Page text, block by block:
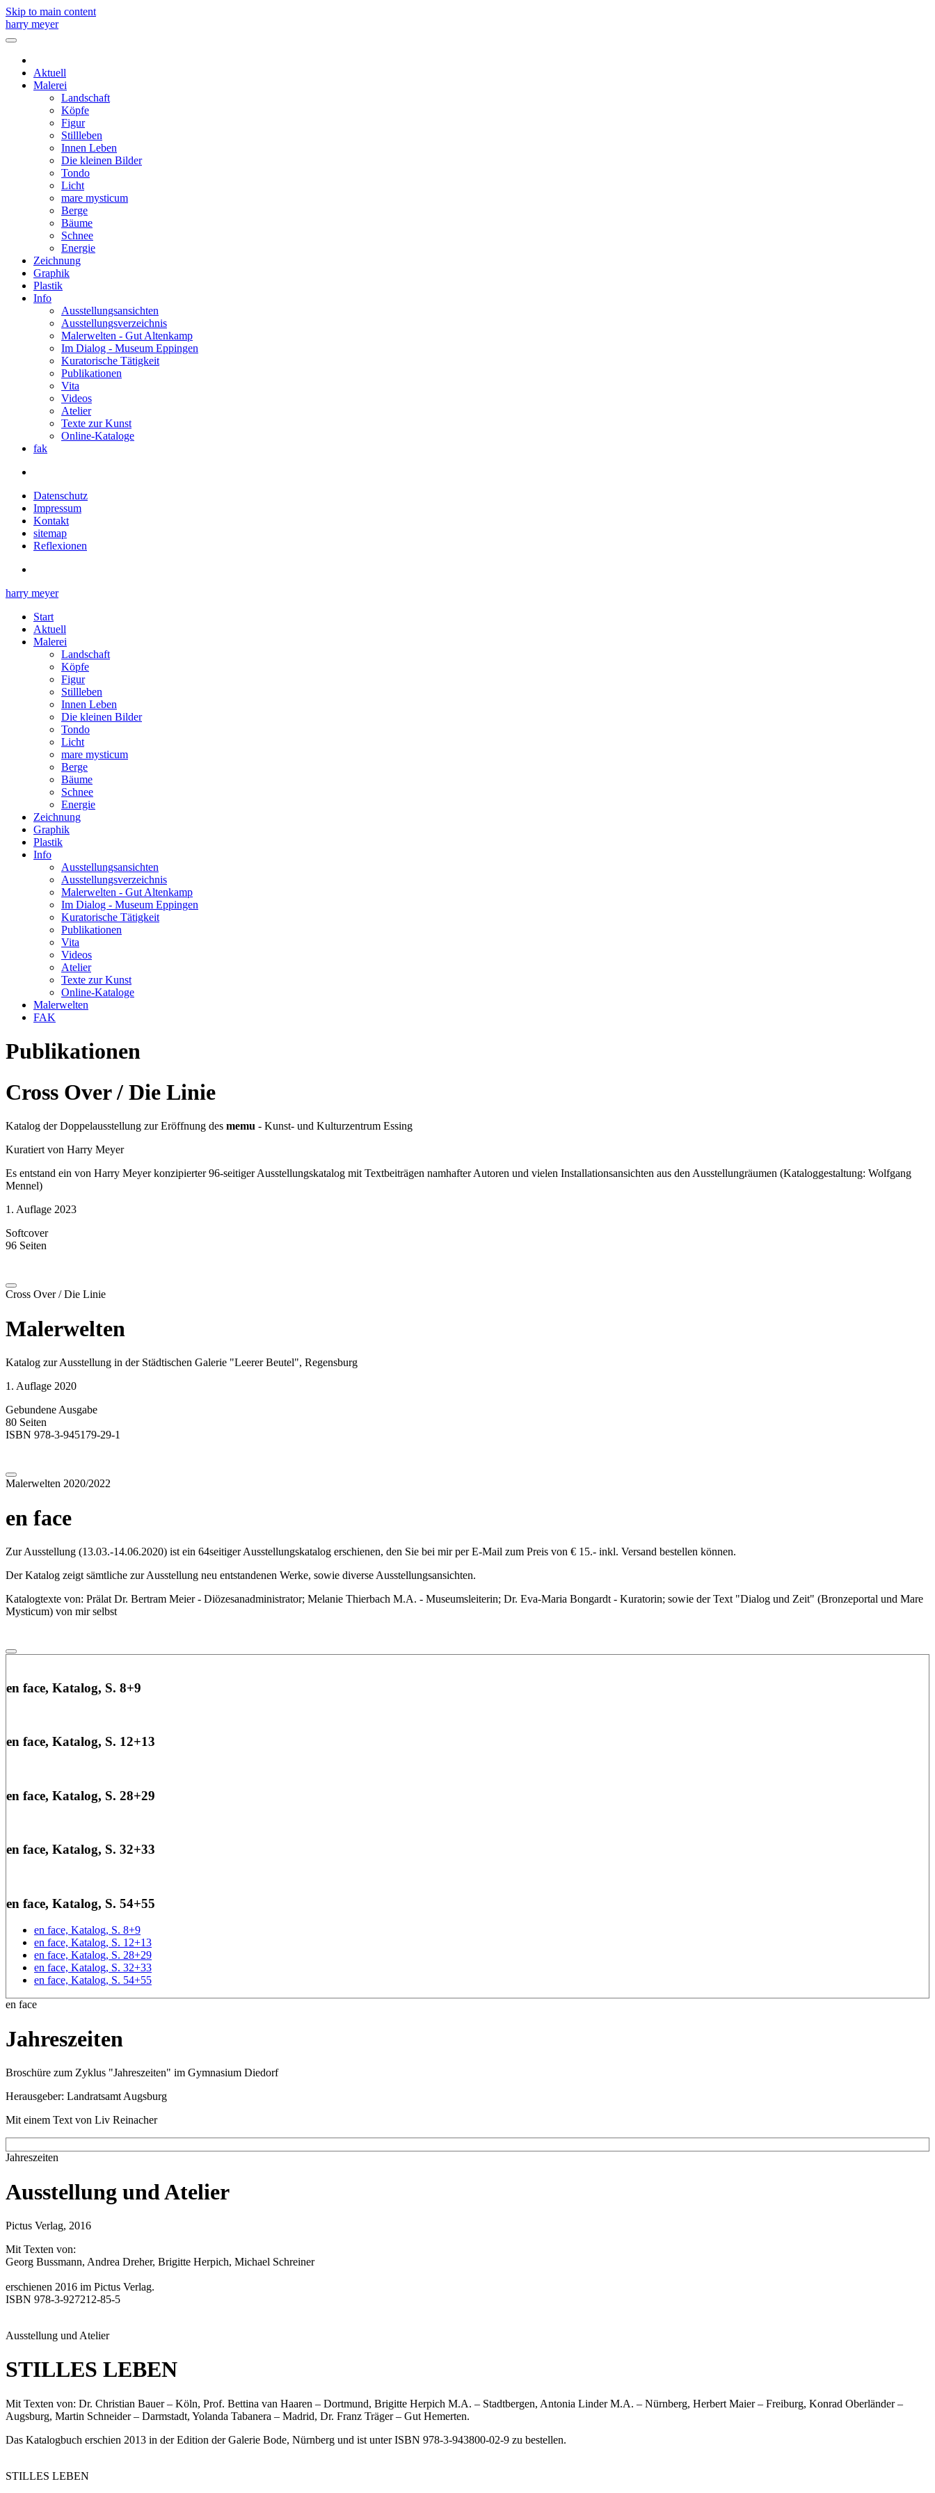
Skip to main content
harry meyer
Aktuell
Malerei
Landschaft
Köpfe
Figur
Stillleben
Innen Leben
Die kleinen Bilder
Tondo
Licht
mare mysticum
Berge
Bäume
Schnee
Energie
Zeichnung
Graphik
Plastik
Info
Ausstellungsansichten
Ausstellungsverzeichnis
Malerwelten - Gut Altenkamp
Im Dialog - Museum Eppingen
Kuratorische Tätigkeit
Publikationen
Vita
Videos
Atelier
Texte zur Kunst
Online-Kataloge
fak
Datenschutz
Impressum
Kontakt
sitemap
Reflexionen
harry meyer
Start
Aktuell
Malerei
Landschaft
Köpfe
Figur
Stillleben
Innen Leben
Die kleinen Bilder
Tondo
Licht
mare mysticum
Berge
Bäume
Schnee
Energie
Zeichnung
Graphik
Plastik
Info
Ausstellungsansichten
Ausstellungsverzeichnis
Malerwelten - Gut Altenkamp
Im Dialog - Museum Eppingen
Kuratorische Tätigkeit
Publikationen
Vita
Videos
Atelier
Texte zur Kunst
Online-Kataloge
Malerwelten
FAK
Publikationen
Cross Over / Die Linie
Katalog der Doppelausstellung zur Eröffnung des memu - Kunst- und Kulturzentrum Essing
Kuratiert von Harry Meyer
Es entstand ein von Harry Meyer konzipierter 96-seitiger Ausstellungskatalog mit Textbeiträgen namhafter Autoren und vielen Installationsansichten aus den Ausstellungräumen (Kataloggestaltung: Wolfgang
Mennel)
1. Auflage 2023
Softcover
96 Seiten
Cross Over / Die Linie
Malerwelten
Katalog zur Ausstellung in der Städtischen Galerie "Leerer Beutel", Regensburg
1. Auflage 2020
Gebundene Ausgabe
80 Seiten
ISBN 978-3-945179-29-1
Malerwelten 2020/2022
en face
Zur Ausstellung (13.03.-14.06.2020) ist ein 64seitiger Ausstellungskatalog erschienen, den Sie bei mir per E-Mail zum Preis von € 15.- inkl. Versand bestellen können.
Der Katalog zeigt sämtliche zur Ausstellung neu entstandenen Werke, sowie diverse Ausstellungsansichten.
Katalogtexte von: Prälat Dr. Bertram Meier - Diözesanadministrator; Melanie Thierbach M.A. - Museumsleiterin; Dr. Eva-Maria Bongardt - Kuratorin; sowie der Text "Dialog und Zeit" (Bronzeportal und Mare
Mysticum) von mir selbst
en face, Katalog, S. 8+9
en face, Katalog, S. 12+13
en face, Katalog, S. 28+29
en face, Katalog, S. 32+33
en face, Katalog, S. 54+55
en face, Katalog, S. 8+9
en face, Katalog, S. 12+13
en face, Katalog, S. 28+29
en face, Katalog, S. 32+33
en face, Katalog, S. 54+55
en face
Jahreszeiten
Broschüre zum Zyklus "Jahreszeiten" im Gymnasium Diedorf
Herausgeber: Landratsamt Augsburg
Mit einem Text von Liv Reinacher
Jahreszeiten
Ausstellung und Atelier
Pictus Verlag, 2016
Mit Texten von:
Georg Bussmann, Andrea Dreher, Brigitte Herpich, Michael Schreiner
erschienen 2016 im Pictus Verlag.
ISBN 978-3-927212-85-5
Ausstellung und Atelier
STILLES LEBEN
Mit Texten von: Dr. Christian Bauer – Köln, Prof. Bettina van Haaren – Dortmund, Brigitte Herpich M.A. – Stadtbergen, Antonia Linder M.A. – Nürnberg, Herbert Maier – Freiburg, Konrad Oberländer –
Augsburg, Martin Schneider – Darmstadt, Yolanda Tabanera – Madrid, Dr. Franz Träger – Gut Hemerten.
Das Katalogbuch erschien 2013 in der Edition der Galerie Bode, Nürnberg und ist unter ISBN 978-3-943800-02-9 zu bestellen.
STILLES LEBEN